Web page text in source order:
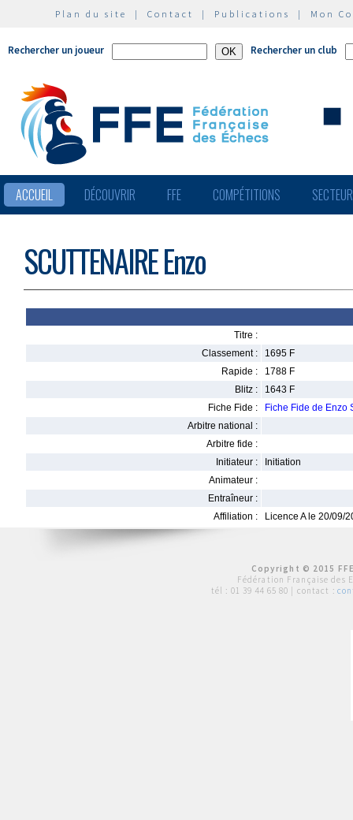
Plan du site | Contact | Publications | Mon
Rechercher un joueur Rechercher un club
ACCUEIL DÉCOUVRIR FFE COMPÉTITIONS
SCUTTENAIRE Enzo
Titre :
Classement :
1695 F
Rapide :
1788 F
Blitz :
1643 F
Fiche Fide :
Fiche Fide de Enzo
Arbitre national :
Arbitre fide :
Initiateur :
Initiation
Animateur :
Entraîneur :
Affiliation :
Licence A le 20/09/
Copyright © 2015
Fédération Française des
tél : 01 39 44 65 80 | contact :